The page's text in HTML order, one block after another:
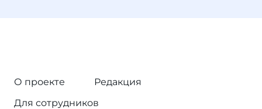
О проекте
Редакция
Для сотрудников